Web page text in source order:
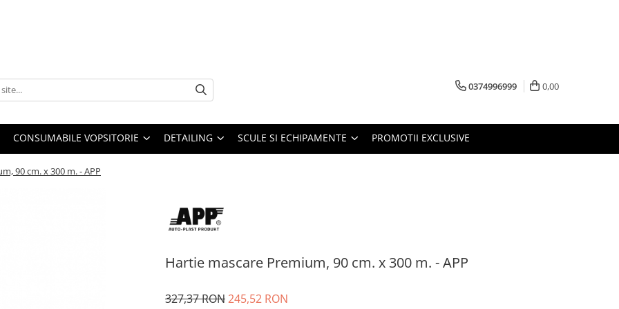
0374996999 0,00
CONSUMABILE VOPSITORIE DETAILING SCULE SI ECHIPAMENTE PROMOTII EXCLUSIVE
90 cm. x 300 m. - APP
Hartie mascare Premium, 90 cm. x 300 m. - APP
327,37 RON245,52 RON